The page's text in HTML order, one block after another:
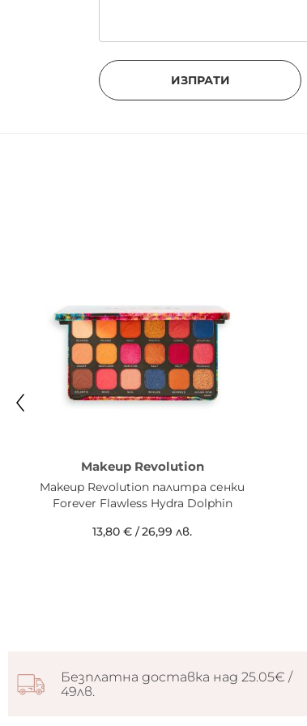
ИЗПРАТИ
Makeup Revolution
Makeup Revolution палитра сенки
Forever Flawless Hydra Dolphin
13,80 € /26,99 лв.
Безплатна доставка над 25.05€ /
49лв.